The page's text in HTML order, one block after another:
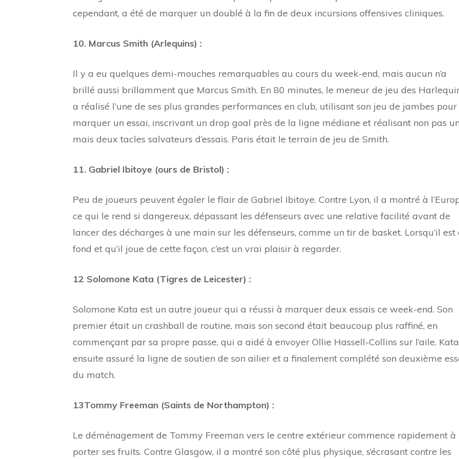
cependant, a été de marquer un doublé à la fin de deux incursions offensives cliniques.
10. Marcus Smith (Arlequins) :
Il y a eu quelques demi-mouches remarquables au cours du week-end, mais aucun n’a
brillé aussi brillamment que Marcus Smith. En 80 minutes, le meneur de jeu des
a réalisé l’une de ses plus grandes performances en club, utilisant son jeu de jambes pour
marquer un essai, inscrivant un drop goal près de la ligne médiane et réalisant non pas un
mais deux tacles salvateurs d’essais. Paris était le terrain de jeu de Smith.
11. Gabriel Ibitoye (ours de Bristol) :
Peu de joueurs peuvent égaler le flair de Gabriel Ibitoye. Contre Lyon, il a montré à
ce qui le rend si dangereux, dépassant les défenseurs avec une relative facilité avant de
lancer des décharges à une main sur les défenseurs, comme un tir de basket. Lorsqu’il est
fond et qu’il joue de cette façon, c’est un vrai plaisir à regarder.
12 Solomone Kata (Tigres de Leicester) :
Solomone Kata est un autre joueur qui a réussi à marquer deux essais ce week-end. Son
premier était un crashball de routine, mais son second était beaucoup plus raffiné, en
commençant par sa propre passe, qui a aidé à envoyer Ollie Hassell-Collins sur l’aile.
ensuite assuré la ligne de soutien de son ailier et a finalement complété son deuxième
du match.
13Tommy Freeman (Saints de Northampton) :
Le déménagement de Tommy Freeman vers le centre extérieur commence rapidement à
porter ses fruits. Contre Glasgow, il a montré son côté plus physique, s’écrasant contre les